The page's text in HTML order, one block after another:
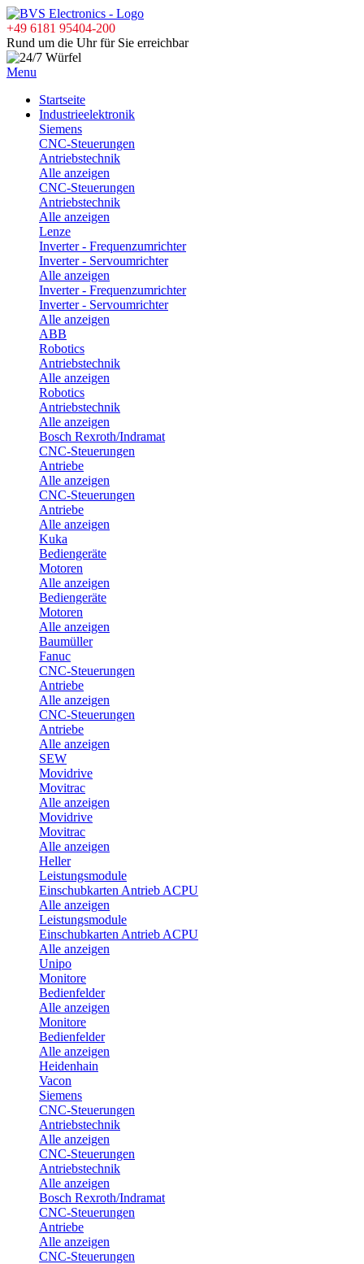
+49 6181 95404-200
Rund um die Uhr für Sie erreichbar
Menu
Startseite
Industrieelektronik
Siemens
CNC-Steuerungen
Antriebstechnik
Alle anzeigen
CNC-Steuerungen
Antriebstechnik
Alle anzeigen
Lenze
Inverter - Frequenzumrichter
Inverter - Servoumrichter
Alle anzeigen
Inverter - Frequenzumrichter
Inverter - Servoumrichter
Alle anzeigen
ABB
Robotics
Antriebstechnik
Alle anzeigen
Robotics
Antriebstechnik
Alle anzeigen
Bosch Rexroth/Indramat
CNC-Steuerungen
Antriebe
Alle anzeigen
CNC-Steuerungen
Antriebe
Alle anzeigen
Kuka
Bediengeräte
Motoren
Alle anzeigen
Bediengeräte
Motoren
Alle anzeigen
Baumüller
Fanuc
CNC-Steuerungen
Antriebe
Alle anzeigen
CNC-Steuerungen
Antriebe
Alle anzeigen
SEW
Movidrive
Movitrac
Alle anzeigen
Movidrive
Movitrac
Alle anzeigen
Heller
Leistungsmodule
Einschubkarten Antrieb ACPU
Alle anzeigen
Leistungsmodule
Einschubkarten Antrieb ACPU
Alle anzeigen
Unipo
Monitore
Bedienfelder
Alle anzeigen
Monitore
Bedienfelder
Alle anzeigen
Heidenhain
Vacon
Siemens
CNC-Steuerungen
Antriebstechnik
Alle anzeigen
CNC-Steuerungen
Antriebstechnik
Alle anzeigen
Bosch Rexroth/Indramat
CNC-Steuerungen
Antriebe
Alle anzeigen
CNC-Steuerungen